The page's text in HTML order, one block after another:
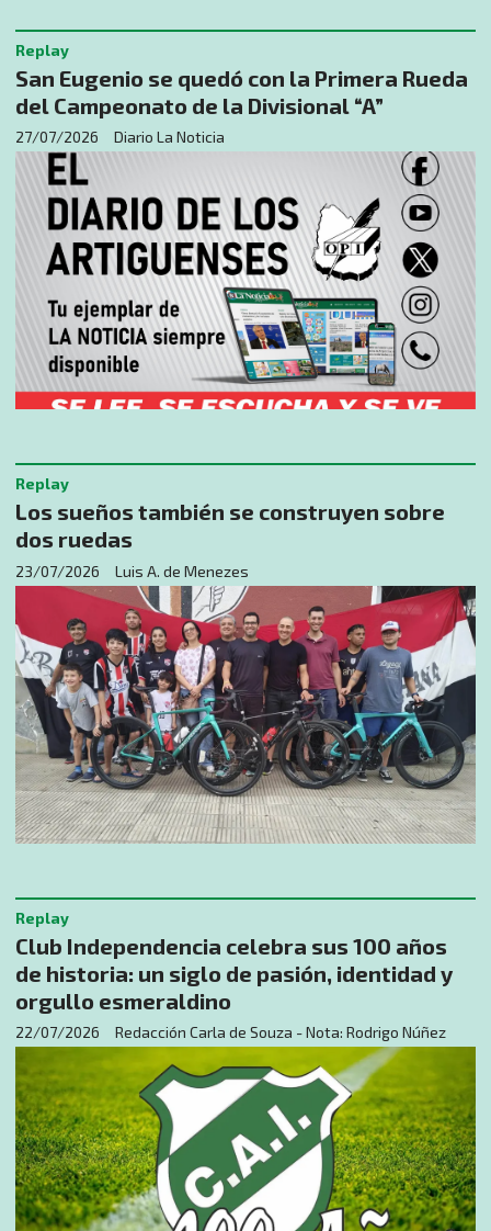
San Eugenio se quedó con la Primera Rueda
del Campeonato de la Divisional “A”
Diario La Noticia
Replay
27/07/2026
Los sueños también se construyen sobre
dos ruedas
Luis A. de Menezes
Replay
23/07/2026
Club Independencia celebra sus 100 años
de historia: un siglo de pasión, identidad y
orgullo esmeraldino
Redacción Carla de Souza - Nota: Rodrigo Núñez
Replay
22/07/2026